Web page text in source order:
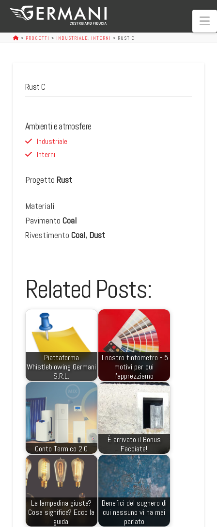
> PROGETTI > INDUSTRIALE , INTERNI > RUST C
Rust C
Ambienti e atmosfere
Industriale
Interni
Progetto Rust
Materiali
Pavimento Coal
Rivestimento Coal, Dust
Related Posts:
Piattaforma
Whistleblowing Germani
S.R.L.
Il nostro tintometro - 5
motivi per cui
l'apprezziamo
Conto Termico 2.0
È arrivato il Bonus
Facciate!
La lampadina giusta?
Cosa significa? Ecco la
guida!
Benefici del sughero di
cui nessuno vi ha mai
parlato